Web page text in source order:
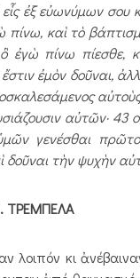
ἐξ εὐωνύμων σου
πίνω, καὶ τὸ
ἐγὼ πίνω πίεσθε,
ἐμὸν δοῦναι,
αὐτῶν· 43
γενέσθαι
δοῦναι τὴν ψυχὴν
ΤΡΕΜΠΕΛΑ
λοιπόν κι